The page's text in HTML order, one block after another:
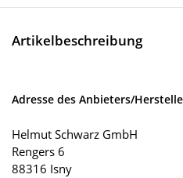
Artikelbeschreibung
Adresse des Anbieters/
Helmut Schwarz GmbH
Rengers 6
88316 Isny